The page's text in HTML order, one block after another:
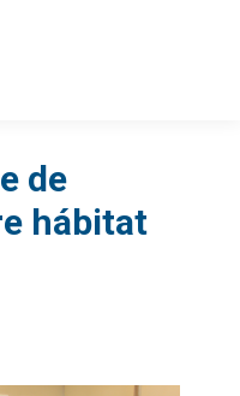
de
hábitat